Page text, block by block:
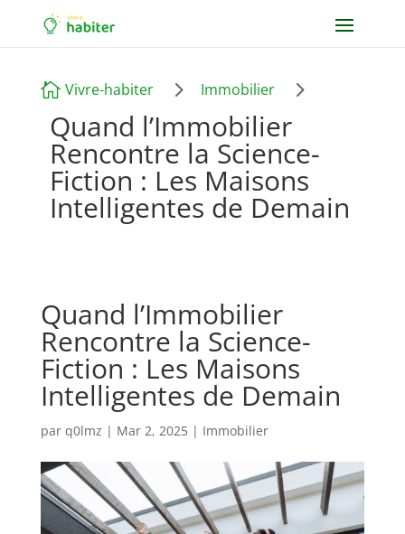
 Vivre-habiter 5 Immobilier 5
Quand l’Immobilier
Rencontre la Science-
Fiction : Les Maisons
Intelligentes de Demain
Quand l’Immobilier
Rencontre la Science-
Fiction : Les Maisons
Intelligentes de Demain
par q0lmz | Mar 2, 2025| Immobilier